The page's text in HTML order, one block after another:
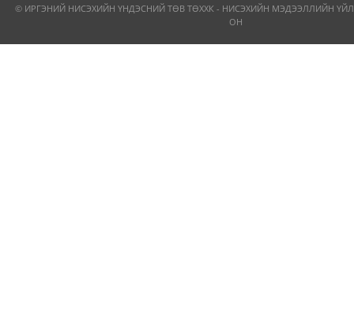
© ИРГЭНИЙ НИСЭХИЙН ҮНДЭСНИЙ ТӨВ ТӨХХК - НИСЭХИЙН МЭДЭЭЛЛИЙН
ОН